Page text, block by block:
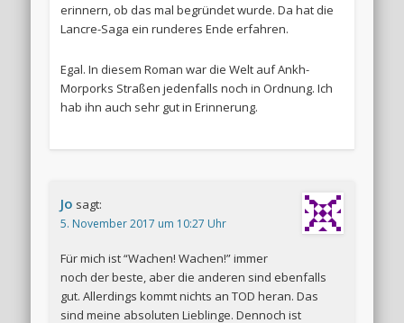
erinnern, ob das mal begründet wurde. Da hat die
Lancre-Saga ein runderes Ende erfahren.
Egal. In diesem Roman war die Welt auf Ankh-
Morporks Straßen jedenfalls noch in Ordnung. Ich
hab ihn auch sehr gut in Erinnerung.
Jo sagt:
5. November 2017 um 10:27 Uhr
Für mich ist “Wachen! Wachen!” immer
noch der beste, aber die anderen sind ebenfalls
gut. Allerdings kommt nichts an TOD heran. Das
sind meine absoluten Lieblinge. Dennoch ist